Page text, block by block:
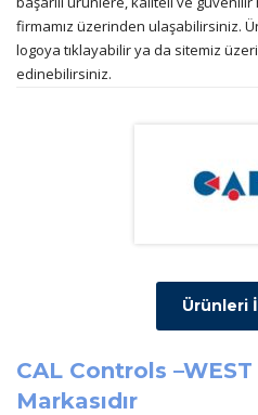
firmamız üzerinden ulaşabilirsiniz.
logoya tıklayabilir ya da sitemiz
edinebilirsiniz.
Ürünleri
CAL Controls –
Markasıdır